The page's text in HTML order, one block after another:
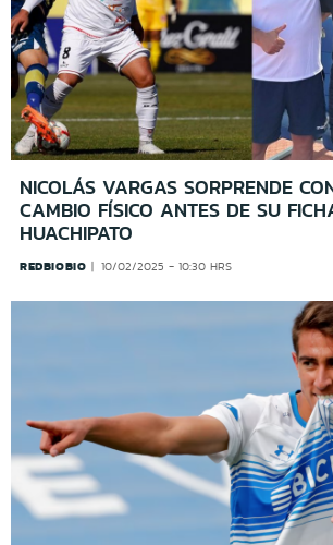
NICOLÁS VARGAS SORPRENDE
CAMBIO FÍSICO ANTES DE SU
HUACHIPATO
REDBIOBIO 10/02/2025 - 10:30 HRS